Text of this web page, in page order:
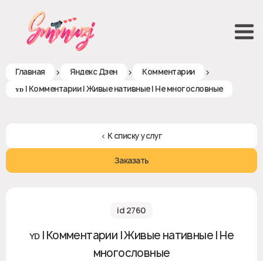
Главная > Яндекс Дзен > Комментарии >
ʏᴅ | Комментарии | Живые нативные | Не многословные
< К списку услуг
Заказать
id 2760
ʏᴅ | Комментарии | Живые нативные | Не
многословные